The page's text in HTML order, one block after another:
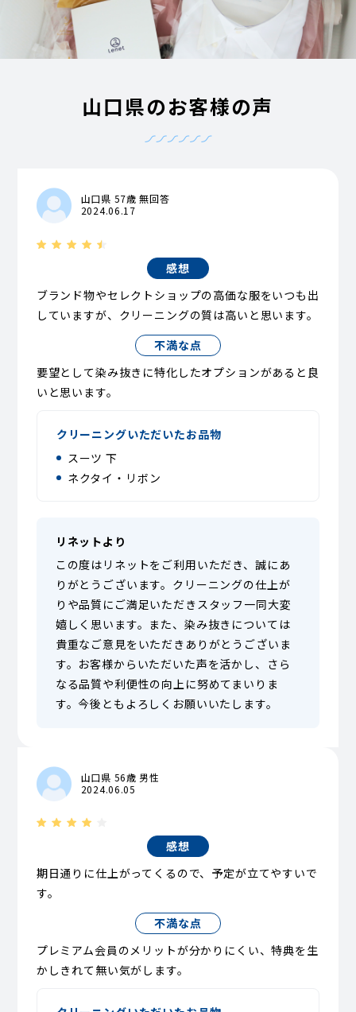
山口県のお客様の声
山口県 57歳 無回答
2024.06.17
感想
ブランド物やセレクトショップの高価な服をいつも出
していますが、クリーニングの質は高いと思います。
不満な点
要望として染み抜きに特化したオプションがあると良
いと思います。
クリーニングいただいたお品物
スーツ 下
ネクタイ・リボン
リネットより
この度はリネットをご利用いただき、誠にあ
りがとうございます。クリーニングの仕上が
りや品質にご満足いただきスタッフ一同大変
嬉しく思います。また、染み抜きについては
貴重なご意見をいただきありがとうございま
す。お客様からいただいた声を活かし、さら
なる品質や利便性の向上に努めてまいりま
す。今後ともよろしくお願いいたします。
山口県 56歳 男性
2024.06.05
感想
期日通りに仕上がってくるので、予定が立てやすいで
す。
不満な点
プレミアム会員のメリットが分かりにくい、特典を生
かしきれて無い気がします。